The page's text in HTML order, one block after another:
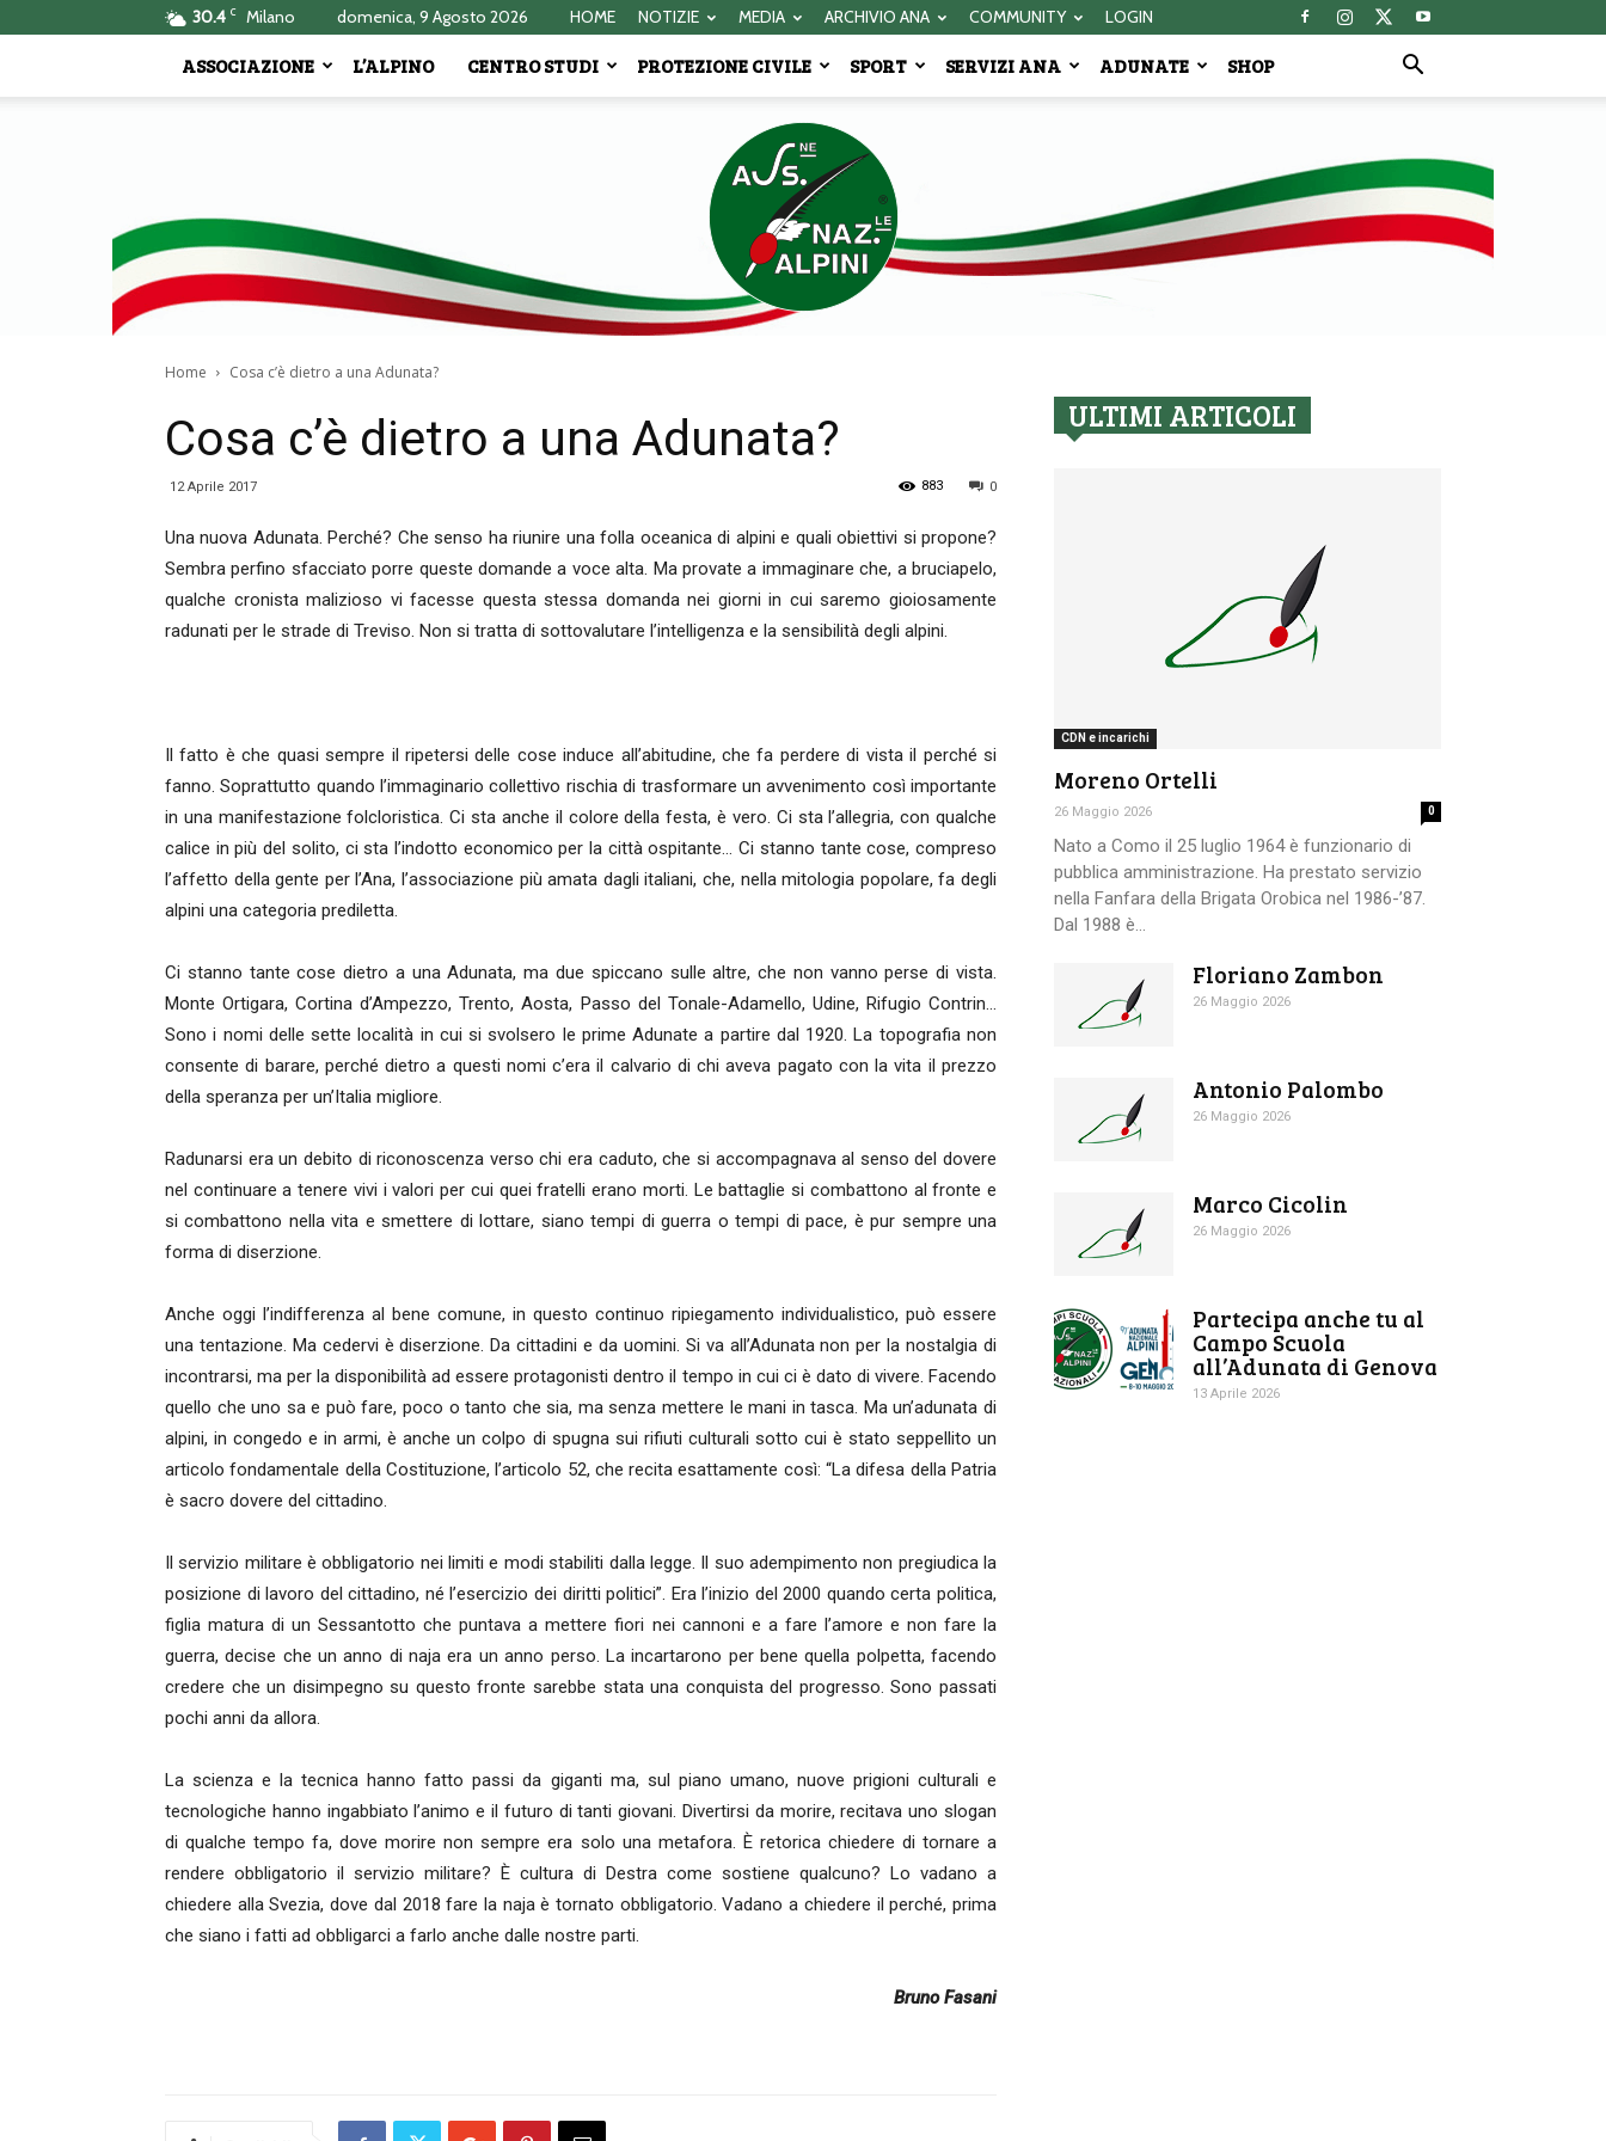
30.4 C Milano domenica, 9 Agosto 2026 HOME NOTIZIE MEDIA ARCHIVIO ANA COMMUNITY LOGIN
ASSOCIAZIONE L’ALPINO CENTRO STUDI PROTEZIONE CIVILE SPORT SERVIZI ANA ADUNATE SHOP
Associazione
Nazionale
Alpini
Home Cosa c’è dietro a una Adunata?
Cosa c’è dietro a una Adunata?
12 Aprile 2017 0
883
Una nuova Adunata. Perché? Che senso ha riunire una folla oceanica di alpini e quali obiettivi si propone?
Sembra perfino sfacciato porre queste domande a voce alta. Ma provate a immaginare che, a bruciapelo,
qualche cronista malizioso vi facesse questa stessa domanda nei giorni in cui saremo gioiosamente
radunati per le strade di Treviso. Non si tratta di sottovalutare l’intelligenza e la sensibilità degli alpini.
Il fatto è che quasi sempre il ripetersi delle cose induce all’abitudine, che fa perdere di vista il perché si
fanno. Soprattutto quando l’immaginario collettivo rischia di trasformare un avvenimento così importante
in una manifestazione folcloristica. Ci sta anche il colore della festa, è vero. Ci sta l’allegria, con qualche
calice in più del solito, ci sta l’indotto economico per la città ospitante… Ci stanno tante cose, compreso
l’affetto della gente per l’Ana, l’associazione più amata dagli italiani, che, nella mitologia popolare, fa degli
alpini una categoria prediletta.
Ci stanno tante cose dietro a una Adunata, ma due spiccano sulle altre, che non vanno perse di vista.
Monte Ortigara, Cortina d’Ampezzo, Trento, Aosta, Passo del Tonale-Adamello, Udine, Rifugio Contrin…
Sono i nomi delle sette località in cui si svolsero le prime Adunate a partire dal 1920. La topografia non
consente di barare, perché dietro a questi nomi c’era il calvario di chi aveva pagato con la vita il prezzo
della speranza per un’Italia migliore.
Radunarsi era un debito di riconoscenza verso chi era caduto, che si accompagnava al senso del dovere
nel continuare a tenere vivi i valori per cui quei fratelli erano morti. Le battaglie si combattono al fronte e
si combattono nella vita e smettere di lottare, siano tempi di guerra o tempi di pace, è pur sempre una
forma di diserzione.
Anche oggi l’indifferenza al bene comune, in questo continuo ripiegamento individualistico, può essere
una tentazione. Ma cedervi è diserzione. Da cittadini e da uomini. Si va all’Adunata non per la nostalgia di
incontrarsi, ma per la disponibilità ad essere protagonisti dentro il tempo in cui ci è dato di vivere. Facendo
quello che uno sa e può fare, poco o tanto che sia, ma senza mettere le mani in tasca. Ma un’adunata di
alpini, in congedo e in armi, è anche un colpo di spugna sui rifiuti culturali sotto cui è stato seppellito un
articolo fondamentale della Costituzione, l’articolo 52, che recita esattamente così: “La difesa della Patria
è sacro dovere del cittadino.
Il servizio militare è obbligatorio nei limiti e modi stabiliti dalla legge. Il suo adempimento non pregiudica la
posizione di lavoro del cittadino, né l’esercizio dei diritti politici”. Era l’inizio del 2000 quando certa politica,
figlia matura di un Sessantotto che puntava a mettere fiori nei cannoni e a fare l’amore e non fare la
guerra, decise che un anno di naja era un anno perso. La incartarono per bene quella polpetta, facendo
credere che un disimpegno su questo fronte sarebbe stata una conquista del progresso. Sono passati
pochi anni da allora.
La scienza e la tecnica hanno fatto passi da giganti ma, sul piano umano, nuove prigioni culturali e
tecnologiche hanno ingabbiato l’animo e il futuro di tanti giovani. Divertirsi da morire, recitava uno slogan
di qualche tempo fa, dove morire non sempre era solo una metafora. È retorica chiedere di tornare a
rendere obbligatorio il servizio militare? È cultura di Destra come sostiene qualcuno? Lo vadano a
chiedere alla Svezia, dove dal 2018 fare la naja è tornato obbligatorio. Vadano a chiedere il perché, prima
che siano i fatti ad obbligarci a farlo anche dalle nostre parti.
Bruno Fasani
ULTIMI ARTICOLI
CDN e incarichi
Moreno Ortelli
26 Maggio 2026 0
Nato a Como il 25 luglio 1964 è funzionario di
pubblica amministrazione. Ha prestato servizio
nella Fanfara della Brigata Orobica nel 1986-’87.
Dal 1988 è...
Floriano Zambon
26 Maggio 2026
Antonio Palombo
26 Maggio 2026
Marco Cicolin
26 Maggio 2026
Partecipa anche tu al
Campo Scuola
all’Adunata di Genova
13 Aprile 2026